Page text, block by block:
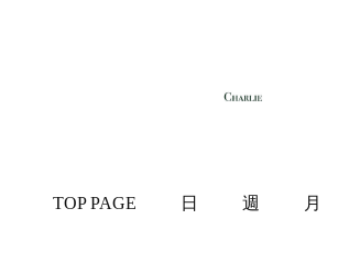
TOP PAGE 日 週 月